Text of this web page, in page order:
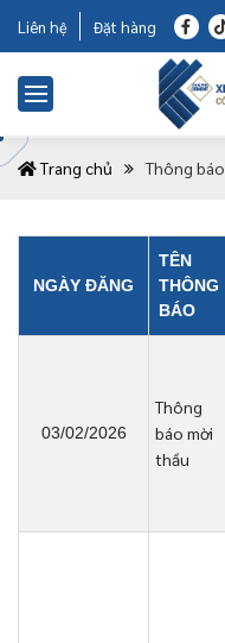
Liên hệ Đặt hàng
Trang chủ Thông báo
NGÀY ĐĂNG
TÊN
THÔNG
BÁO
03/02/2026
Thông
báo mời
thầu